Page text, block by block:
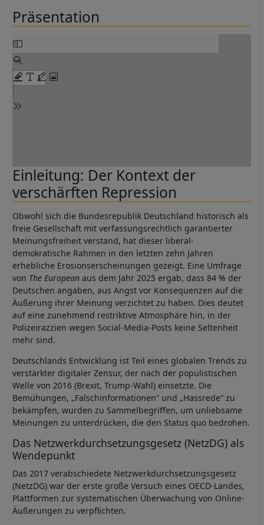
Präsentation
Einleitung: Der Kontext der
verschärften Repression
Obwohl sich die Bundesrepublik Deutschland historisch als
freie Gesellschaft mit verfassungsrechtlich garantierter
Meinungsfreiheit verstand, hat dieser liberal-
demokratische Rahmen in den letzten zehn Jahren
erhebliche Erosionserscheinungen gezeigt. Eine Umfrage
von The European aus dem Jahr 2025 ergab, dass 84 % der
Deutschen angaben, aus Angst vor Konsequenzen auf die
Äußerung ihrer Meinung verzichtet zu haben. Dies deutet
auf eine zunehmend restriktive Atmosphäre hin, in der
Polizeirazzien wegen Social-Media-Posts keine Seltenheit
mehr sind.
Deutschlands Entwicklung ist Teil eines globalen Trends zu
verstärkter digitaler Zensur, der nach der populistischen
Welle von 2016 (Brexit, Trump-Wahl) einsetzte. Die
Bemühungen, „Falschinformationen“ und „Hassrede“ zu
bekämpfen, wurden zu Sammelbegriffen, um unliebsame
Meinungen zu unterdrücken, die den Status quo bedrohen.
Das Netzwerkdurchsetzungsgesetz (NetzDG) als
Wendepunkt
Das 2017 verabschiedete Netzwerkdurchsetzungsgesetz
(NetzDG) war der erste große Versuch eines OECD-Landes,
Plattformen zur systematischen Überwachung von Online-
Äußerungen zu verpflichten.